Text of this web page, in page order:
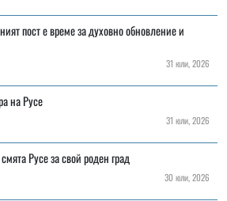
пост е време за духовно обновление и
31 юли, 2026
на Русе
31 юли, 2026
Русе за свой роден град
30 юли, 2026